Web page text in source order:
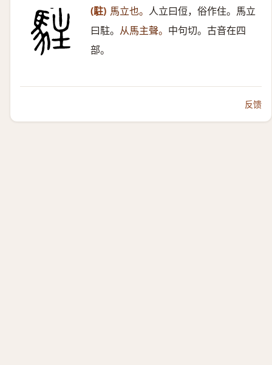
(駐) 馬立也。 人立曰侸，俗作住。馬立
曰駐。 从馬主聲。 中句切。古音在四
部。
反馈